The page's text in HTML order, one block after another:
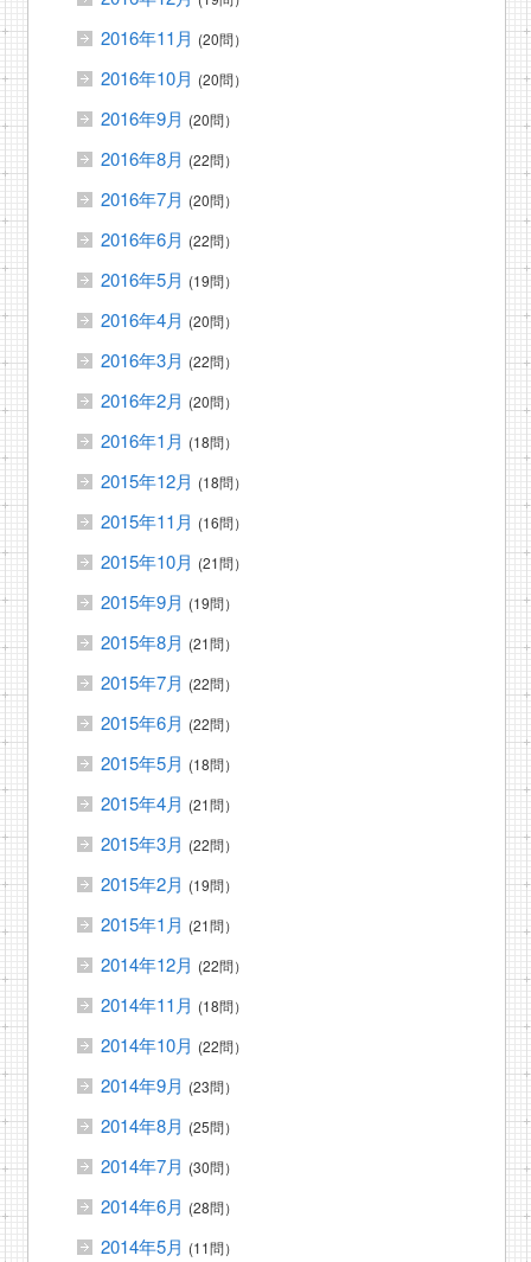
2016年11月 (20問）
2016年10月 (20問）
2016年9月 (20問）
2016年8月 (22問）
2016年7月 (20問）
2016年6月 (22問）
2016年5月 (19問）
2016年4月 (20問）
2016年3月 (22問）
2016年2月 (20問）
2016年1月 (18問）
2015年12月 (18問）
2015年11月 (16問）
2015年10月 (21問）
2015年9月 (19問）
2015年8月 (21問）
2015年7月 (22問）
2015年6月 (22問）
2015年5月 (18問）
2015年4月 (21問）
2015年3月 (22問）
2015年2月 (19問）
2015年1月 (21問）
2014年12月 (22問）
2014年11月 (18問）
2014年10月 (22問）
2014年9月 (23問）
2014年8月 (25問）
2014年7月 (30問）
2014年6月 (28問）
2014年5月 (11問）